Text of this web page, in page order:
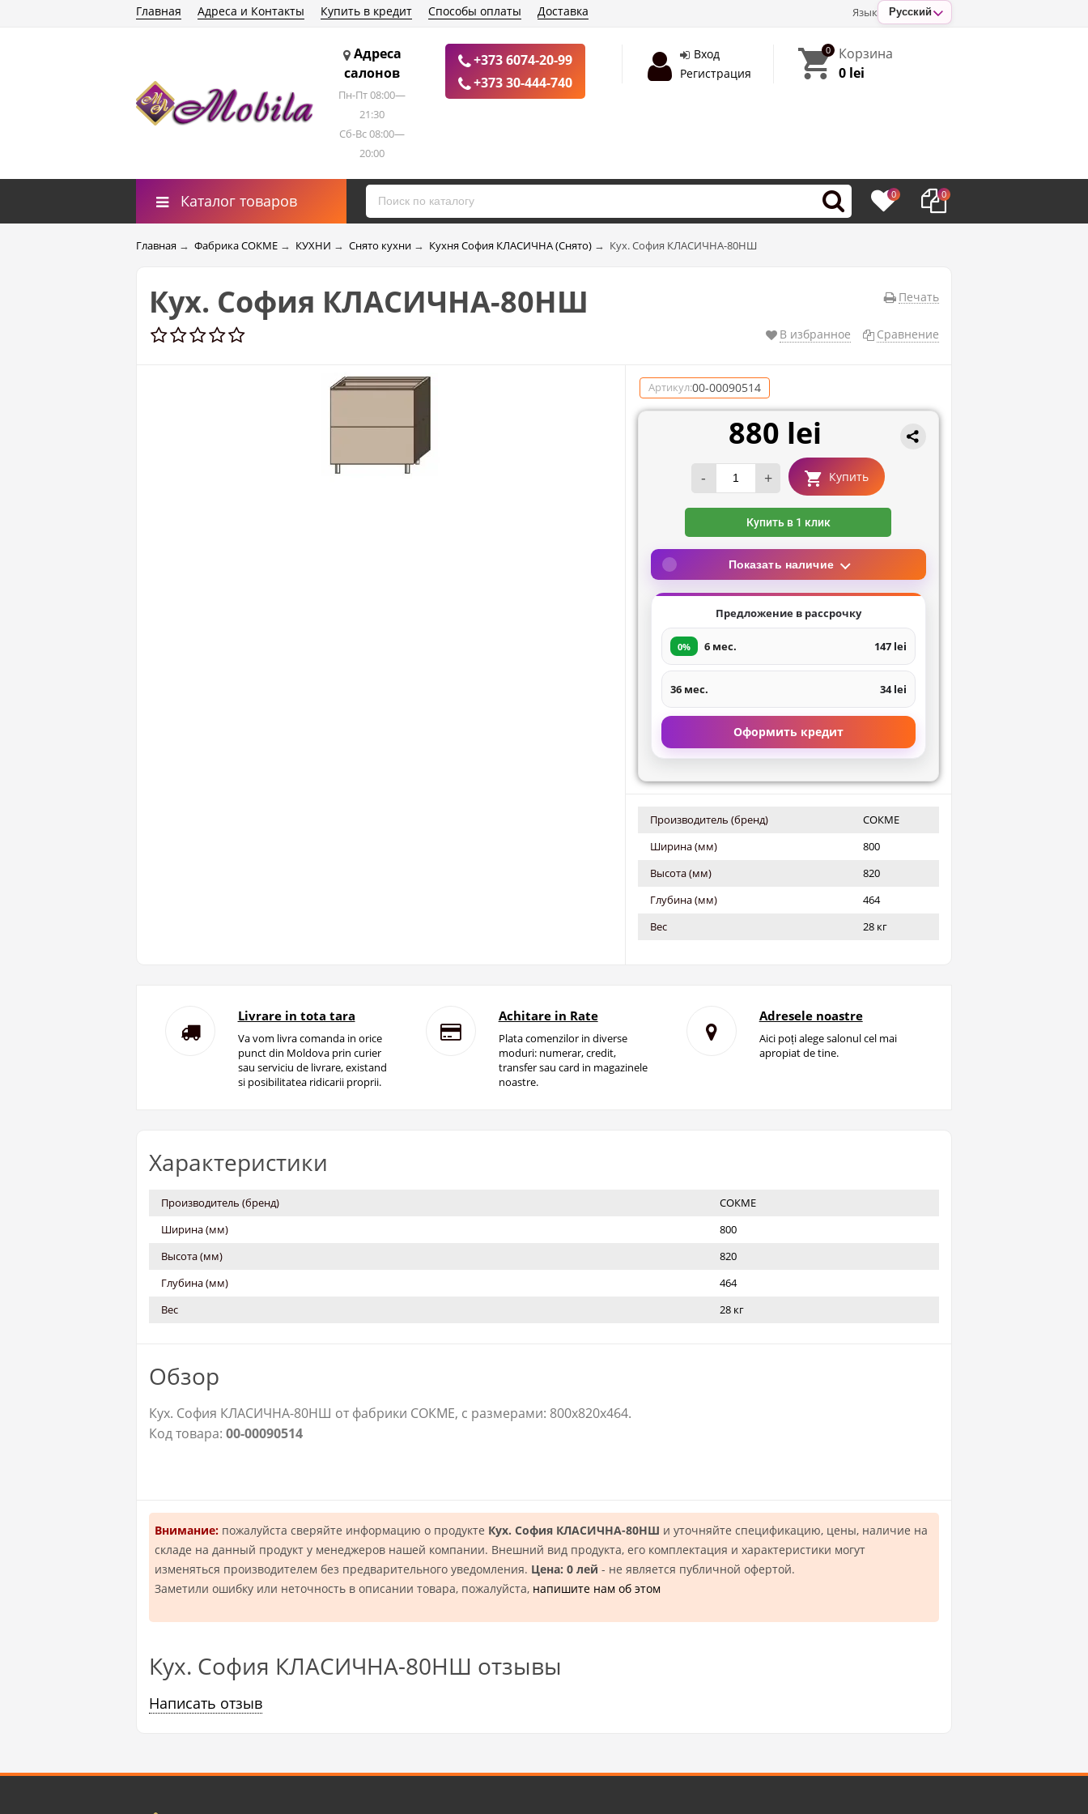
Язык Русский
Главная Адреса и Контакты Купить в кредит Способы оплаты Доставка
Адреса
салонов
Пн-Пт 08:00—
21:30
Сб-Вс 08:00—
20:00
+373 6074-20-99
+373 30-444-740
Вход
Регистрация
0
Корзина
0 lei
Каталог товаров 0 0
Главная → Фабрика СОКМЕ → КУХНИ → Снято кухни → Кухня София КЛАСИЧНА (Снято) → Кух. София КЛАСИЧНА-80НШ
Печать
Кух. София КЛАСИЧНА-80НШ
В избранное Сравнение
Артикул:00-00090514
880 lei
- + Купить
Купить в 1 клик
Показать наличие
Предложение в рассрочку
0% 6 мес. 147 lei
36 мес. 34 lei
Оформить кредит
Производитель (бренд)
СОКМЕ
Ширина (мм)
800
Высота (мм)
820
Глубина (мм)
464
Вес
28 кг
Livrare in tota tara
Va vom livra comanda in orice
punct din Moldova prin curier
sau serviciu de livrare, existand
si posibilitatea ridicarii proprii.
Achitare in Rate
Plata comenzilor in diverse
moduri: numerar, credit,
transfer sau card in magazinele
noastre.
Adresele noastre
Aici poți alege salonul cel mai
apropiat de tine.
Характеристики
Производитель (бренд)
СОКМЕ
Ширина (мм)
800
Высота (мм)
820
Глубина (мм)
464
Вес
28 кг
Обзор
Кух. София КЛАСИЧНА-80НШ от фабрики СОКМЕ, с размерами: 800x820x464.
Код товара: 00-00090514
Внимание: пожалуйста сверяйте информацию о продукте Кух. София КЛАСИЧНА-80НШ и уточняйте спецификацию, цены, наличие на
складе на данный продукт у менеджеров нашей компании. Внешний вид продукта, его комплектация и характеристики могут
изменяться производителем без предварительного уведомления. Цена: 0 лей - не является публичной офертой.
Заметили ошибку или неточность в описании товара, пожалуйста, напишите нам об этом
Кух. София КЛАСИЧНА-80НШ отзывы
Написать отзыв